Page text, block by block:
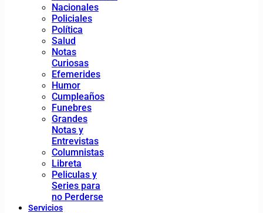
Nacionales
Policiales
Política
Salud
Notas
Curiosas
Efemerides
Humor
Cumpleaños
Funebres
Grandes
Notas y
Entrevistas
Columnistas
Libreta
Peliculas y
Series para
no Perderse
Servicios